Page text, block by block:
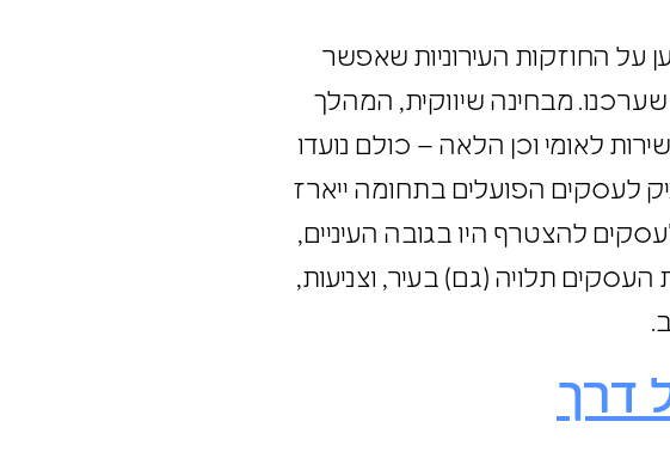
על החוזקות העירוניות שאפשר
מבחינה שיווקית, המהלך
כמו דיגיתל, דיגיתל 60+, דיגיתל חיילים ושירות לאומי וכן הלאה – כולם נועדו
לעסקים הפועלים בתחומה ייארז
להצטרף היו בגובה העיניים,
תלויה (גם) בעיר, וצניעות,
דרך